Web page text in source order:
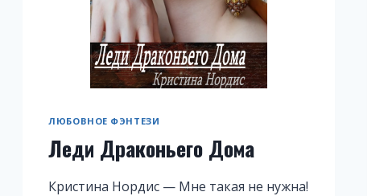
ЛЮБОВНОЕ ФЭНТЕЗИ
Леди Драконьего Дома
Кристина Нордис — Мне такая не нужна!